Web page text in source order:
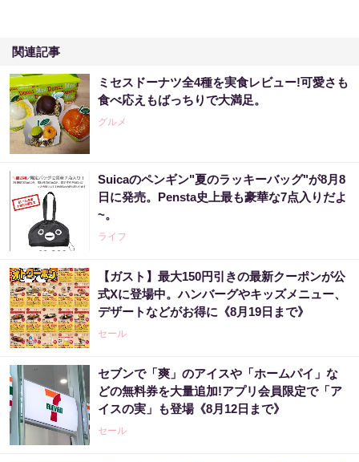
関連記事
ミセスドーナツ全4種を実食レビュー!可愛さも
食べ応えもばっちりで大満足。
グルメ
Suicaのペンギン"夏のラッキーバッグ"が8月8
日に発売。Pensta史上最も豪華な7点入りだよ
~。
ライフ
【ガスト】最大150円引きの最新クーポンが公
式Xに登場中。ハンバーグやキッズメニュー、
デザートなどがお得に《8月19日まで》
セール
セブンで「爽」のアイスや「ホームパイ」な
どの無料券を大量追加!アプリ会員限定で「ア
イスの実」も登場《8月12日まで》
セール